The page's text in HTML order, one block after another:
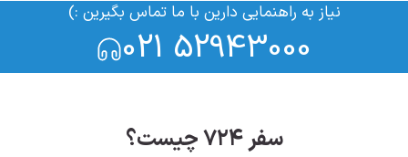
نیاز به راهنمایی دارین با ما تماس بگیرین :)
021 52943000
سفر ۷۲۴ چیست؟